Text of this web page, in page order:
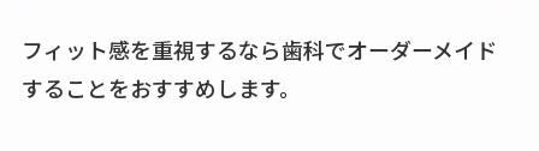
フィット感を重視するなら歯科でオーダーメイド
することをおすすめします。